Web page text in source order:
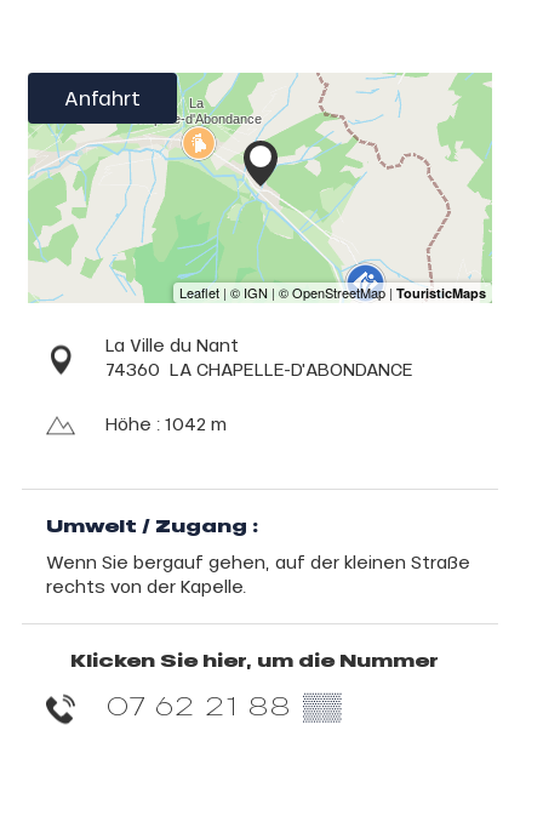
Anfahrt
La Ville du Nant
74360 LA CHAPELLE-D'ABONDANCE
Höhe : 1042 m
Umwelt / Zugang :
Wenn Sie bergauf gehen, auf der kleinen Straße
rechts von der Kapelle.
Klicken Sie hier, um die Nummer
07 62 21 88 ▒▒